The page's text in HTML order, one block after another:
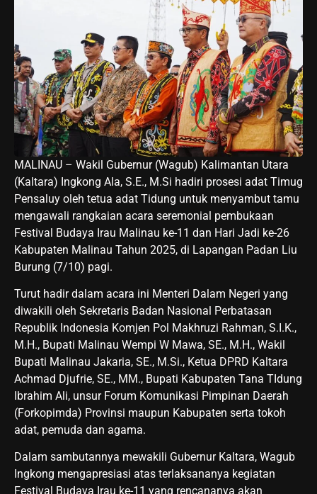
MALINAU – Wakil Gubernur (Wagub) Kalimantan Utara
(Kaltara) Ingkong Ala, S.E., M.Si hadiri prosesi adat Timug
Pensaluy oleh tetua adat Tidung untuk menyambut tamu
mengawali rangkaian acara seremonial pembukaan
Festival Budaya Irau Malinau ke-11 dan Hari Jadi ke-26
Kabupaten Malinau Tahun 2025, di Lapangan Padan Liu
Burung (7/10) pagi.
Turut hadir dalam acara ini Menteri Dalam Negeri yang
diwakili oleh Sekretaris Badan Nasional Perbatasan
Republik Indonesia Komjen Pol Makhruzi Rahman, S.I.K.,
M.H., Bupati Malinau Wempi W Mawa, SE., M.H., Wakil
Bupati Malinau Jakaria, SE., M.Si., Ketua DPRD Kaltara
Achmad Djufrie, SE., MM., Bupati Kabupaten Tana TIdung
Ibrahim Ali, unsur Forum Komunikasi Pimpinan Daerah
(Forkopimda) Provinsi maupun Kabupaten serta tokoh
adat, pemuda dan agama.
Dalam sambutannya mewakili Gubernur Kaltara, Wagub
Ingkong mengapresiasi atas terlaksananya kegiatan
Festival Budaya Irau ke-11 yang rencananya akan